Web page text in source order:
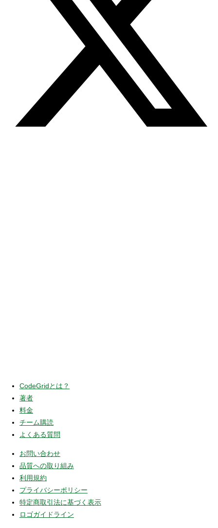
CodeGridとは？
著者
料金
チーム購読
よくある質問
お問い合わせ
品質への取り組み
利用規約
プライバシーポリシー
特定商取引法に基づく表示
ロゴガイドライン